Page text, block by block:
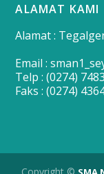
ALAMAT KAMI
Alamat :
Email :
Telp : (0274)
Faks : (0274)